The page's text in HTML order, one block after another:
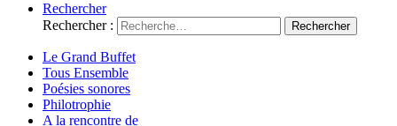
Rechercher
Rechercher :
Le Grand Buffet
Tous Ensemble
Poésies sonores
Philotrophie
A la rencontre de